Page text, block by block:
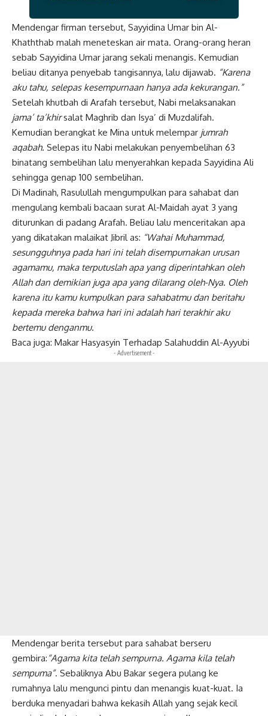
Mendengar firman tersebut, Sayyidina Umar bin Al-
Khaththab malah meneteskan air mata. Orang-orang heran
sebab Sayyidina Umar jarang sekali menangis. Kemudian
beliau ditanya penyebab tangisannya, lalu dijawab. “Karena
aku tahu, selepas kesempurnaan hanya ada kekurangan.”
Setelah khutbah di Arafah tersebut, Nabi melaksanakan
jama’ ta’khirsalat Maghrib dan Isya’ di Muzdalifah.
Kemudian berangkat ke Mina untuk melempar jumrah
aqabah. Selepas itu Nabi melakukan penyembelihan 63
binatang sembelihan lalu menyerahkan kepada Sayyidina Ali
sehingga genap 100 sembelihan.
Di Madinah, Rasulullah mengumpulkan para sahabat dan
mengulang kembali bacaan surat Al-Maidah ayat 3 yang
diturunkan di padang Arafah. Beliau lalu menceritakan apa
yang dikatakan malaikat Jibril as: “Wahai Muhammad,
sesungguhnya pada hari ini telah disempurnakan urusan
agamamu, maka terputuslah apa yang diperintahkan oleh
Allah dan demikian juga apa yang dilarang oleh-Nya. Oleh
karena itu kamu kumpulkan para sahabatmu dan beritahu
kepada mereka bahwa hari ini adalah hari terakhir aku
bertemu denganmu.
Baca juga: Makar Hasyasyin Terhadap Salahuddin Al-Ayyubi
- Advertisement -
Mendengar berita tersebut para sahabat berseru
gembira: “Agama kita telah sempurna. Agama kila telah
sempuma”. Sebaliknya Abu Bakar segera pulang ke
rumahnya lalu mengunci pintu dan menangis kuat-kuat. Ia
berduka menyadari bahwa kekasih Allah yang sejak kecil